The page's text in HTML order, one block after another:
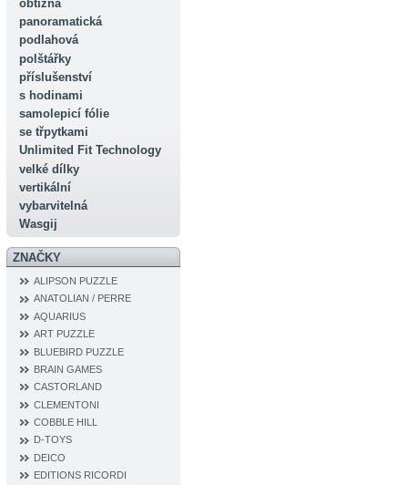
obtížná
panoramatická
podlahová
polštářky
příslušenství
s hodinami
samolepicí fólie
se třpytkami
Unlimited Fit Technology
velké dílky
vertikální
vybarvitelná
Wasgij
ZNAČKY
ALIPSON PUZZLE
ANATOLIAN / PERRE
AQUARIUS
ART PUZZLE
BLUEBIRD PUZZLE
BRAIN GAMES
CASTORLAND
CLEMENTONI
COBBLE HILL
D‐TOYS
DEICO
EDITIONS RICORDI